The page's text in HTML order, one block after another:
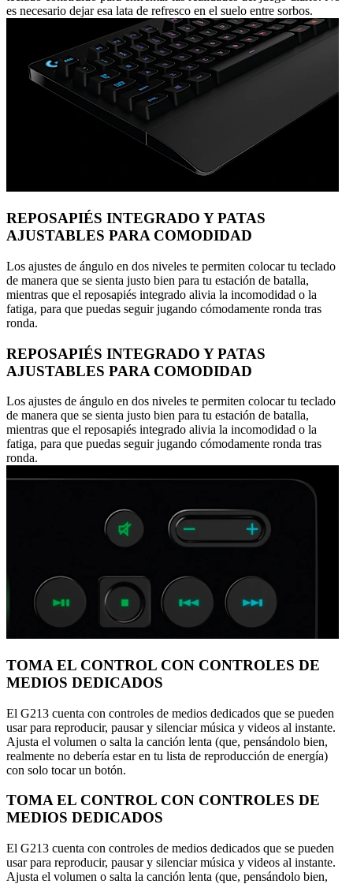
es necesario dejar esa lata de refresco en el suelo entre sorbos.
REPOSAPIÉS INTEGRADO Y PATAS
AJUSTABLES PARA COMODIDAD
Los ajustes de ángulo en dos niveles te permiten colocar tu teclado
de manera que se sienta justo bien para tu estación de batalla,
mientras que el reposapiés integrado alivia la incomodidad o la
fatiga, para que puedas seguir jugando cómodamente ronda tras
ronda.
REPOSAPIÉS INTEGRADO Y PATAS
AJUSTABLES PARA COMODIDAD
Los ajustes de ángulo en dos niveles te permiten colocar tu teclado
de manera que se sienta justo bien para tu estación de batalla,
mientras que el reposapiés integrado alivia la incomodidad o la
fatiga, para que puedas seguir jugando cómodamente ronda tras
ronda.
TOMA EL CONTROL CON CONTROLES DE
MEDIOS DEDICADOS
El G213 cuenta con controles de medios dedicados que se pueden
usar para reproducir, pausar y silenciar música y videos al instante.
Ajusta el volumen o salta la canción lenta (que, pensándolo bien,
realmente no debería estar en tu lista de reproducción de energía)
con solo tocar un botón.
TOMA EL CONTROL CON CONTROLES DE
MEDIOS DEDICADOS
El G213 cuenta con controles de medios dedicados que se pueden
usar para reproducir, pausar y silenciar música y videos al instante.
Ajusta el volumen o salta la canción lenta (que, pensándolo bien,